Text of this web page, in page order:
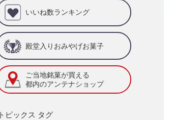
長崎県のおみやげ
いいね数ランキング
殿堂入りおみやげお菓子
ご当地銘菓が買える
都内のアンテナショップ
トピックス タグ